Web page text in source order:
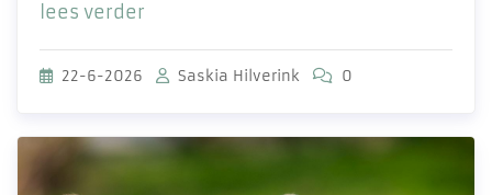
lees verder
22-6-2026 Saskia Hilverink 0